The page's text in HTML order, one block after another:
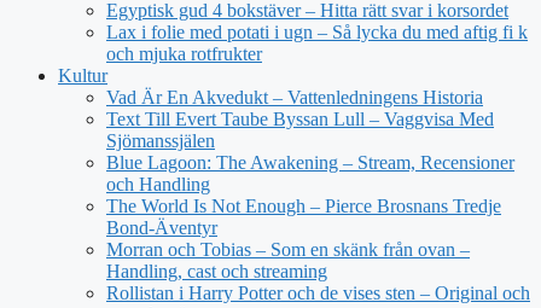
Egyptisk gud 4 bokstäver – Hitta rätt svar i korsordet
Lax i folie med potati i ugn – Så lycka du med aftig fi k
och mjuka rotfrukter
Kultur
Vad Är En Akvedukt – Vattenledningens Historia
Text Till Evert Taube Byssan Lull – Vaggvisa Med
Sjömanssjälen
Blue Lagoon: The Awakening – Stream, Recensioner
och Handling
The World Is Not Enough – Pierce Brosnans Tredje
Bond-Äventyr
Morran och Tobias – Som en skänk från ovan –
Handling, cast och streaming
Rollistan i Harry Potter och de vises sten – Original och